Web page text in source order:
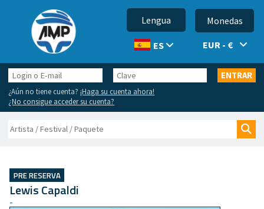
Lengua
ES
Monedas
EUR - €
Login
o
E-
mail
Clave ENTRAR
¿Aún no tiene cuenta?¡Haga su cuenta ahora!
¿No consigue acceder su cuenta?
Buscar
PRE RESERVA
Lewis Capaldi
-